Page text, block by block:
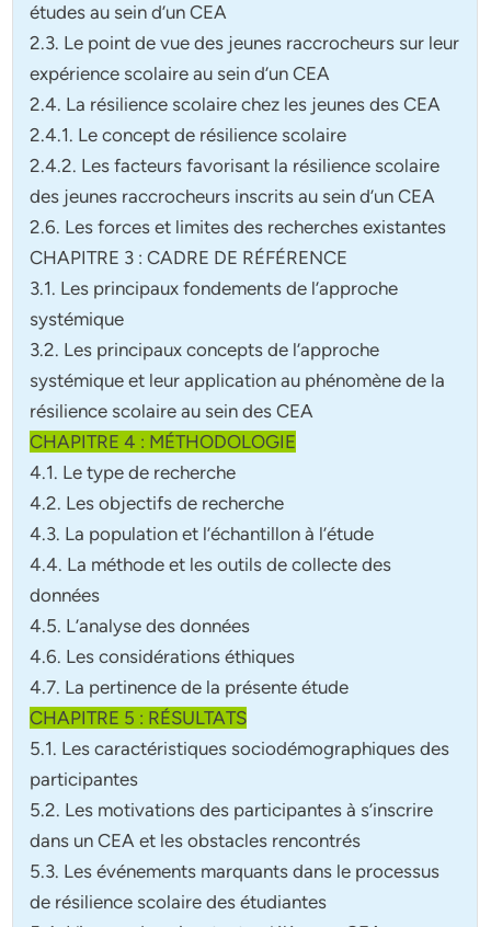
études au sein d’un CEA
2.3. Le point de vue des jeunes raccrocheurs sur leur
expérience scolaire au sein d’un CEA
2.4. La résilience scolaire chez les jeunes des CEA
2.4.1. Le concept de résilience scolaire
2.4.2. Les facteurs favorisant la résilience scolaire
des jeunes raccrocheurs inscrits au sein d’un CEA
2.6. Les forces et limites des recherches existantes
CHAPITRE 3 : CADRE DE RÉFÉRENCE
3.1. Les principaux fondements de l’approche
systémique
3.2. Les principaux concepts de l’approche
systémique et leur application au phénomène de la
résilience scolaire au sein des CEA
CHAPITRE 4 : MÉTHODOLOGIE
4.1. Le type de recherche
4.2. Les objectifs de recherche
4.3. La population et l’échantillon à l’étude
4.4. La méthode et les outils de collecte des
données
4.5. L’analyse des données
4.6. Les considérations éthiques
4.7. La pertinence de la présente étude
CHAPITRE 5 : RÉSULTATS
5.1. Les caractéristiques sociodémographiques des
participantes
5.2. Les motivations des participantes à s’inscrire
dans un CEA et les obstacles rencontrés
5.3. Les événements marquants dans le processus
de résilience scolaire des étudiantes